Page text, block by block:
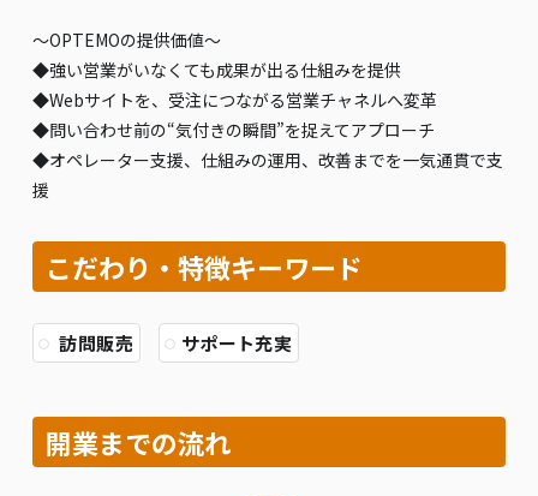
～OPTEMOの提供価値～
◆強い営業がいなくても成果が出る仕組みを提供
◆Webサイトを、受注につながる営業チャネルへ変革
◆問い合わせ前の“気付きの瞬間”を捉えてアプローチ
◆オペレーター支援、仕組みの運用、改善までを一気通貫で支
援
こだわり・特徴キーワード
訪問販売 サポート充実
開業までの流れ